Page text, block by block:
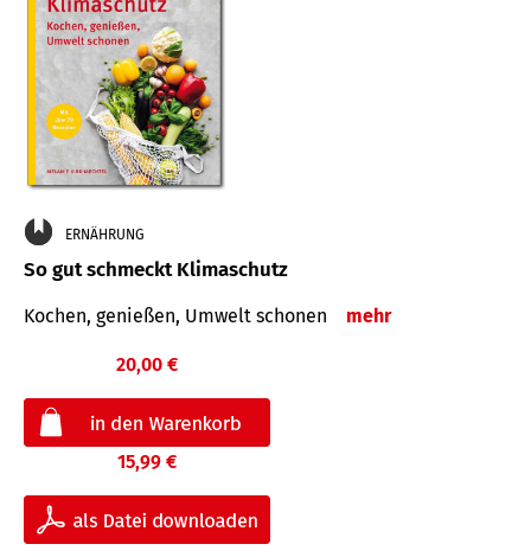
ERNÄHRUNG
So gut schmeckt Klimaschutz
Kochen, genießen, Umwelt schonen mehr
20,00 €
15,99 €